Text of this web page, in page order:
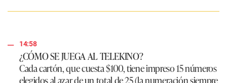
14:58
¿CÓMO SE JUEGA AL TELEKINO?
Cada cartón, que cuesta $100, tiene impreso 15 números
elegidos al azar de un total de 25 (la numeración siempre